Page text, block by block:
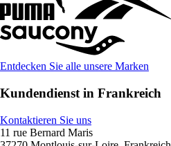
Entdecken Sie alle unsere Marken
Kundendienst in Frankreich
Kontaktieren Sie uns
11 rue Bernard Maris